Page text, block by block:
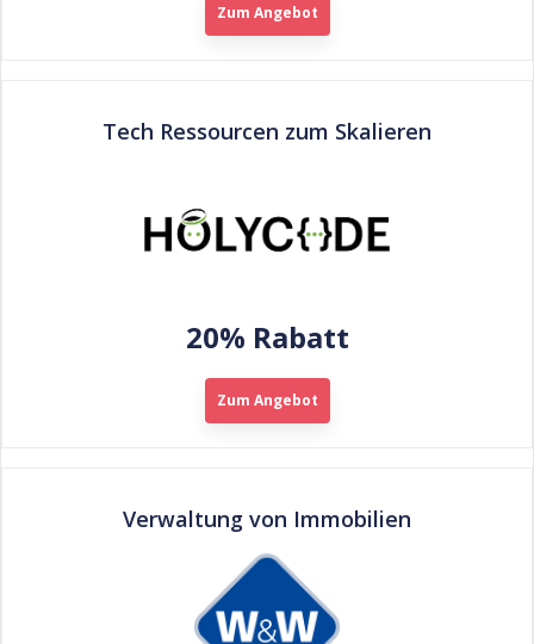
Zum Angebot
Tech Ressourcen zum Skalieren
20% Rabatt
Zum Angebot
Verwaltung von Immobilien